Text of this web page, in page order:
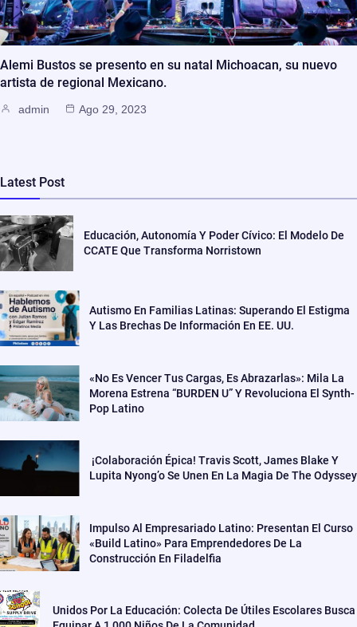
Alemi Bustos se presento en su natal Michoacan, su nuevo
artista de regional Mexicano.
admin Ago 29, 2023
Latest Post
Educación, Autonomía Y Poder Cívico: El Modelo De
CCATE Que Transforma Norristown
Autismo En Familias Latinas: Superando El Estigma
Y Las Brechas De Información En EE. UU.
«No Es Vencer Tus Cargas, Es Abrazarlas»: Mila La
Morena Estrena “BURDEN U” Y Revoluciona El Synth-
Pop Latino
¡Colaboración Épica! Travis Scott, James Blake Y
Lupita Nyong’o Se Unen En La Magia De The Odyssey
Impulso Al Empresariado Latino: Presentan El Curso
«Build Latino» Para Emprendedores De La
Construcción En Filadelfia
Unidos Por La Educación: Colecta De Útiles Escolares Busca